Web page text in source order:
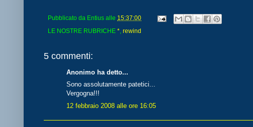
Pubblicato da Entius alle 15:37:00
LE NOSTRE RUBRICHE * rewind
5 commenti:
Anonimo ha detto...
Sono assolutamente patetici...
Vergogna!!!
12 febbraio 2008 alle ore 16:05